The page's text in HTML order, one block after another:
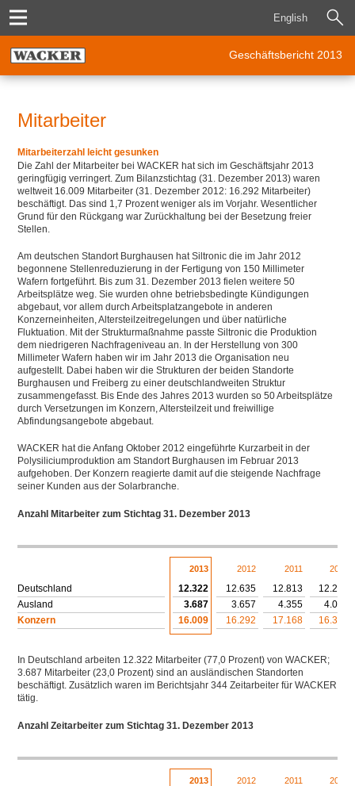
English
Geschäftsbericht 2013
Mitarbeiter
Mitarbeiterzahl leicht gesunken
Die Zahl der Mitarbeiter bei WACKER hat sich im Geschäftsjahr 2013
geringfügig verringert. Zum Bilanzstichtag (31. Dezember 2013) waren
weltweit 16.009 Mitarbeiter (31. Dezember 2012: 16.292 Mitarbeiter)
beschäftigt. Das sind 1,7 Prozent weniger als im Vorjahr. Wesentlicher
Grund für den Rückgang war Zurückhaltung bei der Besetzung freier
Stellen.
Am deutschen Standort Burghausen hat Siltronic die im Jahr 2012
begonnene Stellenreduzierung in der Fertigung von 150 Millimeter
Wafern fortgeführt. Bis zum 31. Dezember 2013 fielen weitere 50
Arbeitsplätze weg. Sie wurden ohne betriebsbedingte Kündigungen
abgebaut, vor allem durch Arbeitsplatzangebote in anderen
Konzerneinheiten, Altersteilzeitregelungen und über natürliche
Fluktuation. Mit der Strukturmaßnahme passte Siltronic die Produktion
dem niedrigeren Nachfrageniveau an. In der Herstellung von 300
Millimeter Wafern haben wir im Jahr 2013 die Organisation neu
aufgestellt. Dabei haben wir die Strukturen der beiden Standorte
Burghausen und Freiberg zu einer deutschlandweiten Struktur
zusammengefasst. Bis Ende des Jahres 2013 wurden so 50 Arbeitsplätze
durch Versetzungen im Konzern, Altersteilzeit und freiwillige
Abfindungsangebote abgebaut.
WACKER hat die Anfang Oktober 2012 eingeführte Kurzarbeit in der
Polysiliciumproduktion am Standort Burghausen im Februar 2013
aufgehoben. Der Konzern reagierte damit auf die steigende Nachfrage
seiner Kunden aus der Solarbranche.
Anzahl Mitarbeiter zum Stichtag 31. Dezember 2013
2013 2012 2011 2010
Deutschland 12.322 12.635 12.813
12.235
Ausland
3.687 3.657 4.355
4.079
Konzern
16.009 16.292 17.168 16.314
In Deutschland arbeiten 12.322 Mitarbeiter (77,0 Prozent) von WACKER;
3.687 Mitarbeiter (23,0 Prozent) sind an ausländischen Standorten
beschäftigt. Zusätzlich waren im Berichtsjahr 344 Zeitarbeiter für WACKER
tätig.
Anzahl Zeitarbeiter zum Stichtag 31. Dezember 2013
2013 2012 2011 2010